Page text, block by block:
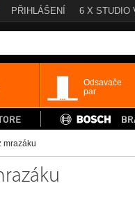
PŘIHLÁŠENÍ 6 X STUDIO
Odsavače
par
mrazáku